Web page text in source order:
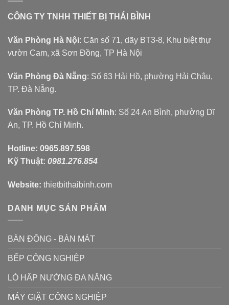
CÔNG TY TNHH THIẾT BỊ THÁI BÌNH
Văn Phòng Hà Nội: Căn số 71, dãy BT3-8, Khu biệt thự
vườn Cam, xã Sơn Đồng, TP Hà Nội
Văn Phòng Đà Nẵng: Số 63 Hải Hồ, phường Hải Châu,
TP. Đà Nẵng.
Văn Phòng TP. Hồ Chí Minh: Số 24 An Bình, phường Dĩ
An, TP. Hồ Chí Minh.
Hotline: 0965.897.598
Kỹ Thuật: 0981.276.854
Website: thietbithaibinh.com
DANH MỤC SẢN PHẨM
BÀN ĐÔNG - BÀN MÁT
BẾP CÔNG NGHIỆP
LÒ HẤP NƯỚNG ĐA NĂNG
MÁY GIẶT CÔNG NGHIỆP